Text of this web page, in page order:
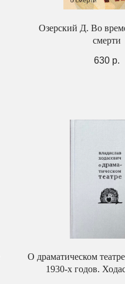
Озерский Д. Во
смерти
630 р.
О драматическом
1930-х годов.